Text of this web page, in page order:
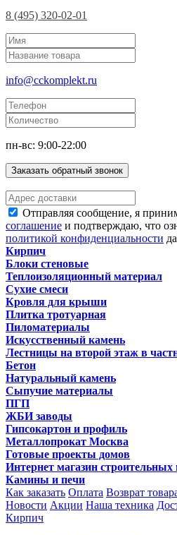
8 (495) 320-02-01
info@cckomplekt.ru
пн-вс: 9:00-22:00
Заказать обратный звонок
Отправляя сообщение, я
соглашение и подтверждаю, что
политикой конфиденциальности
Кирпич
Блоки стеновые
Теплоизоляционный материал
Сухие смеси
Кровля для крыши
Плитка тротуарная
Пиломатериалы
Искусственный камень
Лестницы на второй этаж в
Бетон
Натуральный камень
Сыпучие материалы
ПГП
ЖБИ заводы
Гипсокартон и профиль
Металлопрокат Москва
Готовые проекты домов
Интернет магазин строительных
Камины и печи
Как заказать Оплата Возврат
Новости Акции Наша техника
Кирпич